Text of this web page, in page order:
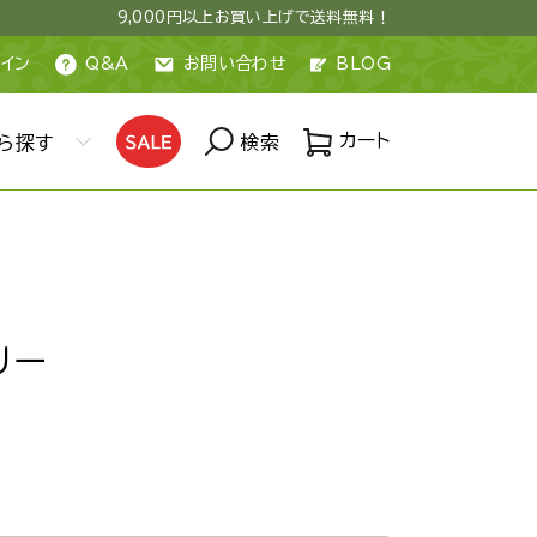
9,000円以上お買い上げで送料無料！
ン Q&A お問い合わせ BLOG
探す 検索 カート
ー